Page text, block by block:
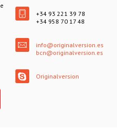
+34 93 221 39 78
+34 958 70 17 48
info@originalversion.es
bcn@originalversion.es
Originalversion